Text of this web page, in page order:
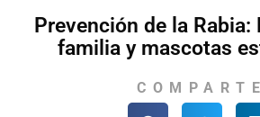
Prevención de la Rabia:
familia y mascotas
COMPARTE